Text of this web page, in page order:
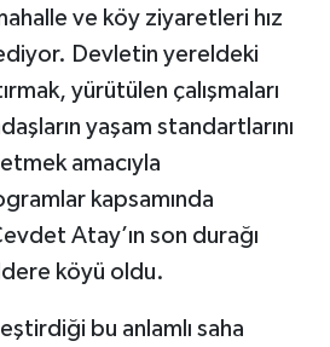
ve köy ziyaretleri hız
Devletin yereldeki
yürütülen çalışmaları
yaşam standartlarını
amacıyla
kapsamında
Atay’ın son durağı
köyü oldu.
bu anlamlı saha